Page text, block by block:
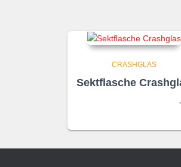
CRASHGLAS
Sektflasche